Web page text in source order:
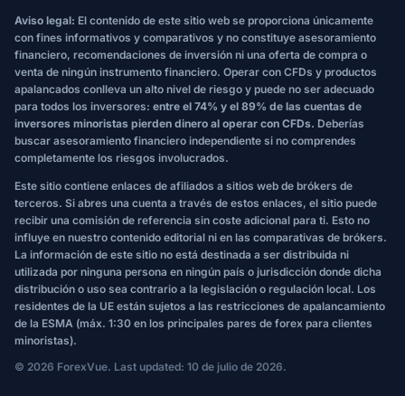
Aviso legal: El contenido de este sitio web se proporciona únicamente
con fines informativos y comparativos y no constituye asesoramiento
financiero, recomendaciones de inversión ni una oferta de compra o
venta de ningún instrumento financiero. Operar con CFDs y productos
apalancados conlleva un alto nivel de riesgo y puede no ser adecuado
para todos los inversores: entre el 74% y el 89% de las cuentas de
inversores minoristas pierden dinero al operar con CFDs. Deberías
buscar asesoramiento financiero independiente si no comprendes
completamente los riesgos involucrados.
Este sitio contiene enlaces de afiliados a sitios web de brókers de
terceros. Si abres una cuenta a través de estos enlaces, el sitio puede
recibir una comisión de referencia sin coste adicional para ti. Esto no
influye en nuestro contenido editorial ni en las comparativas de brókers.
La información de este sitio no está destinada a ser distribuida ni
utilizada por ninguna persona en ningún país o jurisdicción donde dicha
distribución o uso sea contrario a la legislación o regulación local. Los
residentes de la UE están sujetos a las restricciones de apalancamiento
de la ESMA (máx. 1:30 en los principales pares de forex para clientes
minoristas).
© 2026 ForexVue. Last updated: 10 de julio de 2026.